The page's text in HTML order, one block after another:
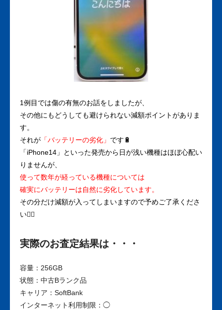
1例目では傷の有無のお話をしましたが、
その他にもどうしても避けられない減額ポイントがありま
す。
それが 「バッテリーの劣化」 です🔋
「iPhone14」といった発売から日が浅い機種はほぼ心配い
りませんが、
使って数年が経っている機種については
確実にバッテリーは自然に劣化しています。
その分だけ減額が入ってしまいますので予めご了承くださ
い🙋‍♀️
実際のお査定結果は・・・
容量：256GB
状態：中古Bランク品
キャリア：SoftBank
インターネット利用制限：◯